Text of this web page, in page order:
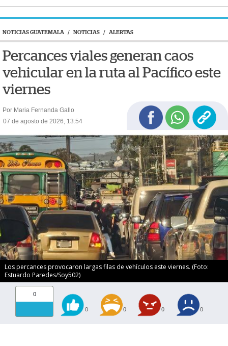
NOTICIAS GUATEMALA / NOTICIAS / ALERTAS
Percances viales generan caos
vehicular en la ruta al Pacífico este
viernes
Por Maria Fernanda Gallo
07 de agosto de 2026, 13:54
Los percances provocaron largas filas de vehículos este viernes. (Foto:
Estuardo Paredes/Soy502)
0
0 0 0 0